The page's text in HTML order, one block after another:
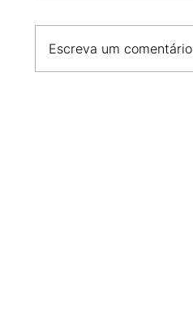
Escreva um comentário